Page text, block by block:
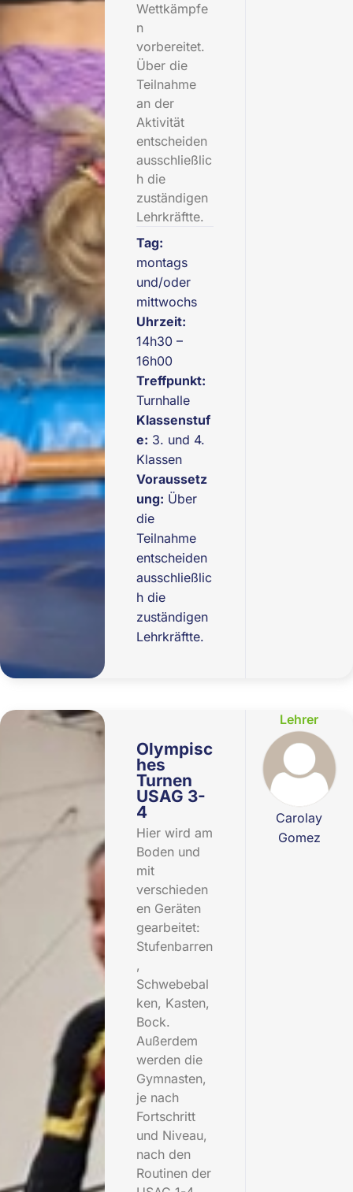
Wettkämpfe
n
vorbereitet.
Über die
Teilnahme
an der
Aktivität
entscheiden
ausschließlic
h die
zuständigen
Lehrkräftte.
Tag:
montags
und/oder
mittwochs
Uhrzeit:
14h30 –
16h00
Treffpunkt:
Turnhalle
Klassenstuf
e: 3. und 4.
Klassen
Voraussetz
ung: Über
die
Teilnahme
entscheiden
ausschließlic
h die
zuständigen
Lehrkräftte.
Olympisc
hes
Turnen
USAG 3-
4
Hier wird am
Boden und
mit
verschieden
en Geräten
gearbeitet:
Stufenbarren
,
Schwebebal
ken, Kasten,
Bock.
Außerdem
werden die
Gymnasten,
je nach
Fortschritt
und Niveau,
nach den
Routinen der
Lehrer
Carolay
Gomez